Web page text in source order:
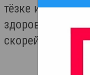
тёзке и всем
здоровыми и
скорейшего